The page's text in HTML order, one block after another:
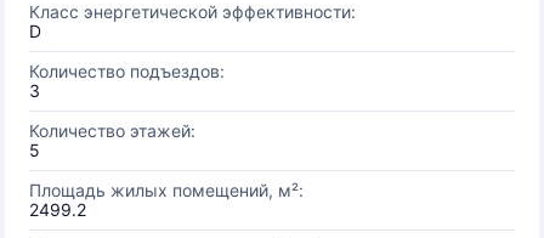
Класс энергетической эффективности:
D
Количество подъездов:
3
Количество этажей:
5
Площадь жилых помещений, м²:
2499.2